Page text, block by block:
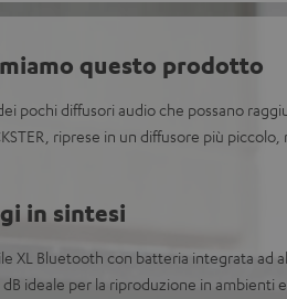
questo prodotto
dei pochi diffusori audio che possano
riprese in un diffusore più
in sintesi
XL Bluetooth con batteria integrata ad
dB ideale per la riproduzione in ambienti